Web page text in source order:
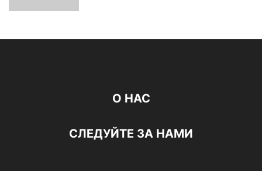
О НАС
СЛЕДУЙТЕ ЗА НАМИ